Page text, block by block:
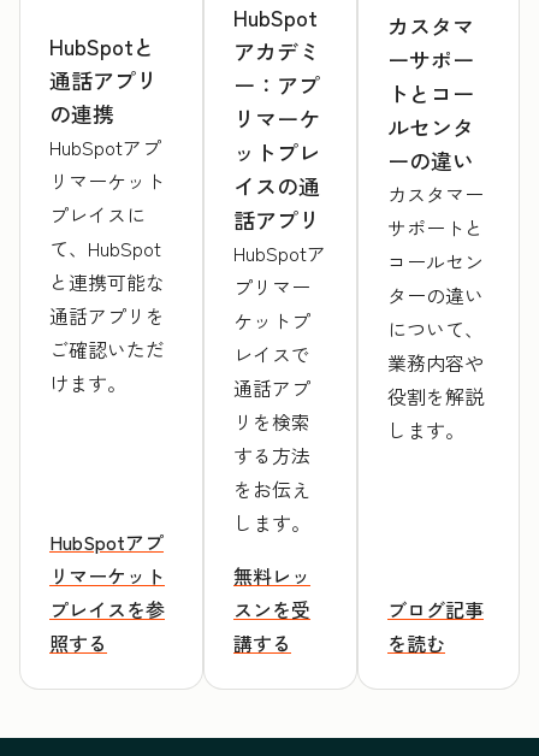
HubSpotと
通話アプリ
の連携
HubSpotアプ
リマーケット
プレイスに
て、HubSpot
と連携可能な
通話アプリを
ご確認いただ
けます。
HubSpotアプ
リマーケット
プレイスを参
照する
HubSpot
アカデミ
ー：アプ
リマーケ
ットプレ
イスの通
話アプリ
HubSpotア
プリマー
ケットプ
レイスで
通話アプ
リを検索
する方法
をお伝え
します。
無料レッ
スンを受
講する
カスタマ
ーサポー
トとコー
ルセンタ
ーの違い
カスタマー
サポートと
コールセン
ターの違い
について、
業務内容や
役割を解説
します。
ブログ記事
を読む